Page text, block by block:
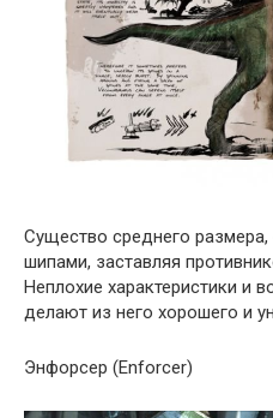
Существо среднего размера,
шипами, заставляя
Неплохие характеристики и
делают из него хорошего и
Энфорсер (Enforcer)